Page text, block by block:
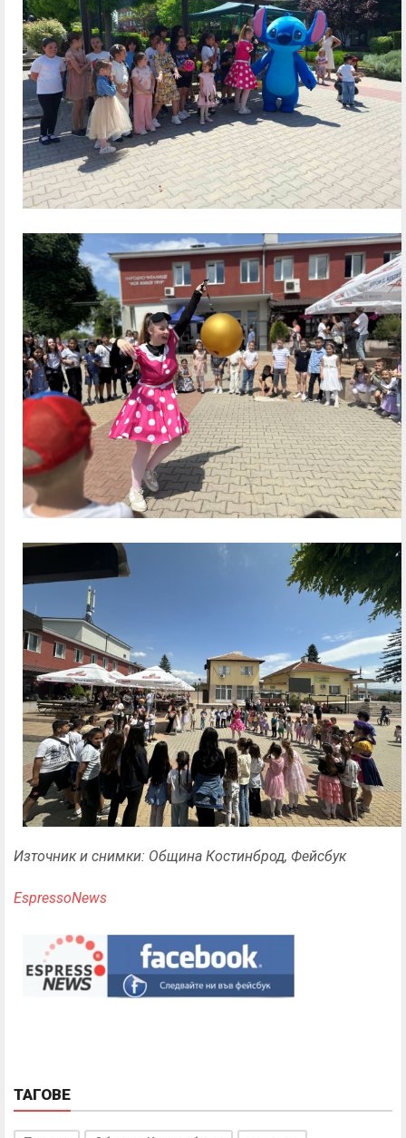
Източник и снимки: Община Костинброд, Фейсбук
EspressoNews
ТАГОВЕ